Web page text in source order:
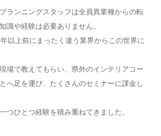
ランニングスタッフは全員異業種からの転
識や経験は必要ありません。
以上前にまったく違う業界からこの世界に
場で教えてもらい、県外のインテリアコー
へ足を運び、たくさんのセミナーに課金し
つひとつ経験を積み重ねてきました。